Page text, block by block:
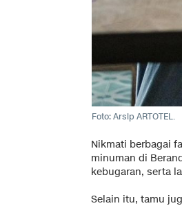
Foto: Arsip ARTOTEL.
Nikmati berbagai
minuman di
kebugaran, serta
Selain itu, tamu